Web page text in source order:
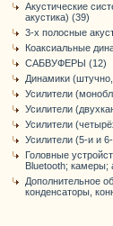
Акустические
акустика) (39)
3-х полосные
Коаксиальные
САБВУФЕРЫ (12)
Динамики
Усилители
Усилители
Усилители
Усилители (5-и и
Головные
Bluetooth; камеры;
Дополнительное
конденсаторы,